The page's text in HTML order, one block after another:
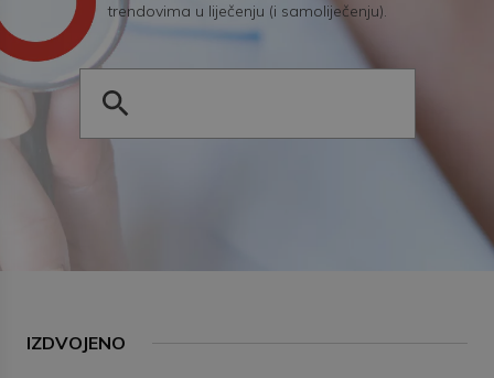
trendovima u liječenju (i samoliječenju).
IZDVOJENO